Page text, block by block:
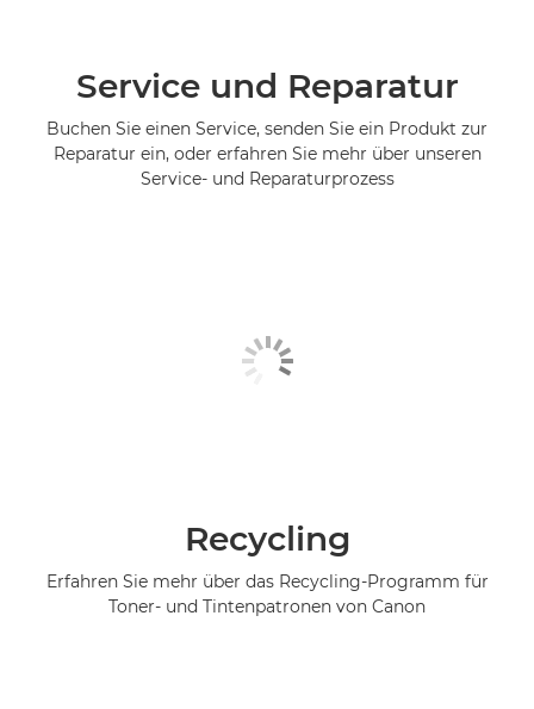
Service und Reparatur
Buchen Sie einen Service, senden Sie ein Produkt zur
Reparatur ein, oder erfahren Sie mehr über unseren
Service- und Reparaturprozess
Recycling
Erfahren Sie mehr über das Recycling-Programm für
Toner- und Tintenpatronen von Canon